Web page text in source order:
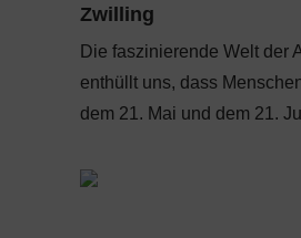
Zwilling
Die faszinierende Welt der
enthüllt uns, dass
dem 21. Mai und dem 21.